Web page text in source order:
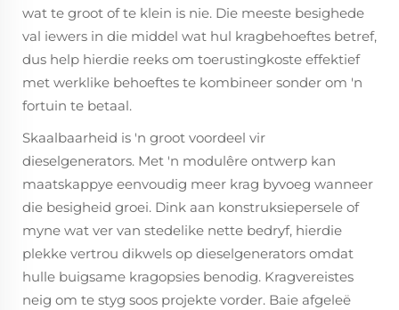
wat te groot of te klein is nie. Die meeste besighede
val iewers in die middel wat hul kragbehoeftes betref,
dus help hierdie reeks om toerustingkoste effektief
met werklike behoeftes te kombineer sonder om 'n
fortuin te betaal.
Skaalbaarheid is 'n groot voordeel vir
dieselgenerators. Met 'n modulêre ontwerp kan
maatskappye eenvoudig meer krag byvoeg wanneer
die besigheid groei. Dink aan konstruksiepersele of
myne wat ver van stedelike nette bedryf, hierdie
plekke vertrou dikwels op dieselgenerators omdat
hulle buigsame kragopsies benodig. Kragvereistes
neig om te styg soos projekte vorder. Baie afgeleë